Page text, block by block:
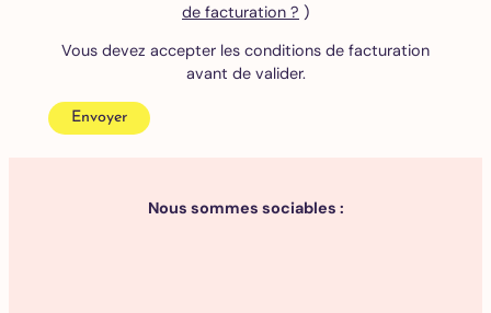
de facturation ? )
Vous devez accepter les conditions de facturation
avant de valider.
Envoyer
Nous sommes sociables :